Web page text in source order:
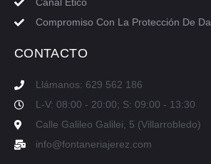
Compromiso Con La Protección De
CONTACTO
Llámanos: 629 562 186
L-V: 08:00 - 20:00; S: 09:00 - 13:30
Calle Galileo Galilei, 5 (Villarrobledo)
info@fontaneriajerez.com